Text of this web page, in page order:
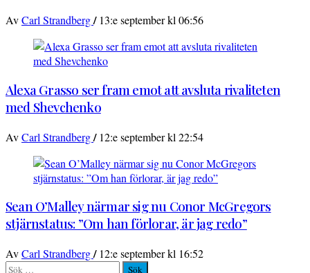
AvCarl Strandberg/ 13:e september kl 06:56
Alexa Grasso ser fram emot att avsluta rivaliteten
med Shevchenko
AvCarl Strandberg/ 12:e september kl 22:54
Sean O’Malley närmar sig nu Conor McGregors
stjärnstatus: ”Om han förlorar, är jag redo”
AvCarl Strandberg/ 12:e september kl 16:52
Sök